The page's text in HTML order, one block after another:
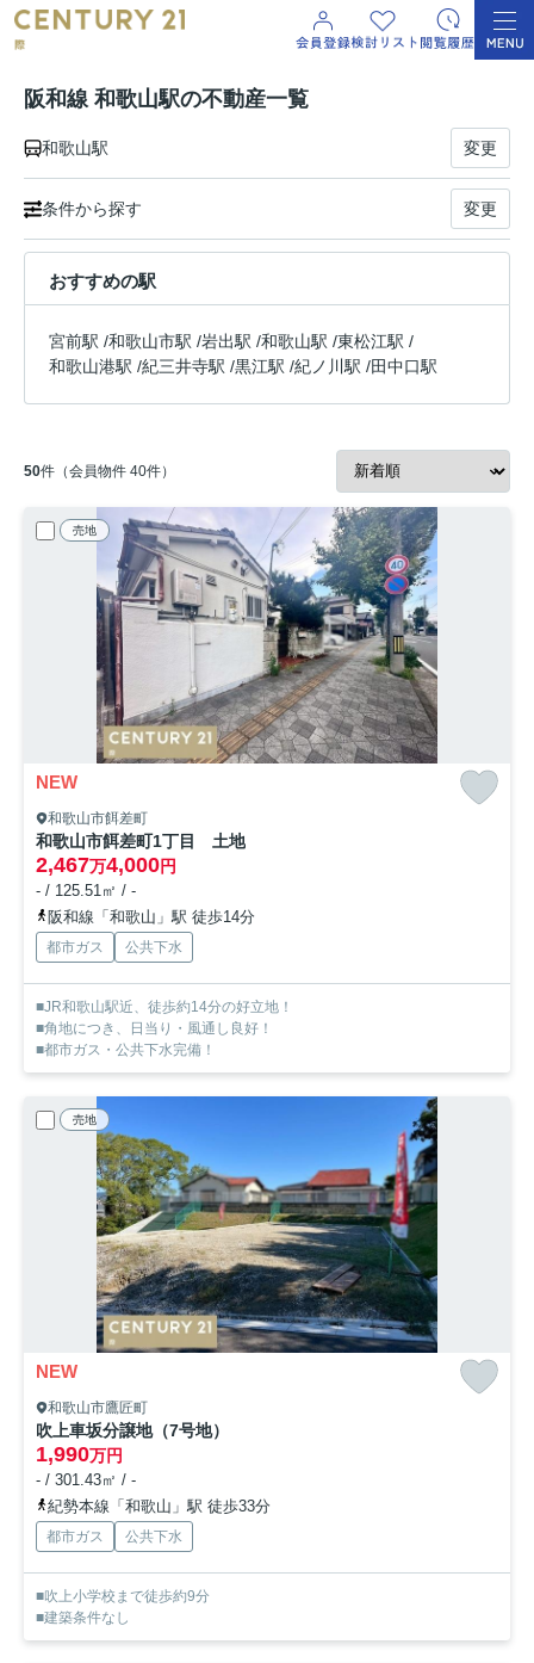
阪和線 和歌山駅の不動産一覧
和歌山駅 変更
条件から探す 変更
おすすめの駅
宮前駅 /和歌山市駅 /岩出駅 /和歌山駅 /東松江駅 /
和歌山港駅 /紀三井寺駅 /黒江駅 /紀ノ川駅 /田中口駅
50件（会員物件 40件）
売地
NEW
和歌山市餌差町
和歌山市餌差町1丁目 土地
2,467万4,000円
- / 125.51㎡ / -
阪和線「和歌山」駅 徒歩14分
都市ガス 公共下水
■JR和歌山駅近、徒歩約14分の好立地！
■角地につき、日当り・風通し良好！
■都市ガス・公共下水完備！
売地
NEW
和歌山市鷹匠町
吹上車坂分譲地（7号地）
1,990万円
- / 301.43㎡ / -
紀勢本線「和歌山」駅 徒歩33分
都市ガス 公共下水
■吹上小学校まで徒歩約9分
■建築条件なし